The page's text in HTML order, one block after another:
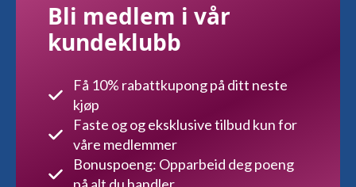
Bli medlem i vår
kundeklubb
Få 10% rabattkupong på ditt neste
kjøp
Faste og og eksklusive tilbud kun for
våre medlemmer
Bonuspoeng: Opparbeid deg poeng